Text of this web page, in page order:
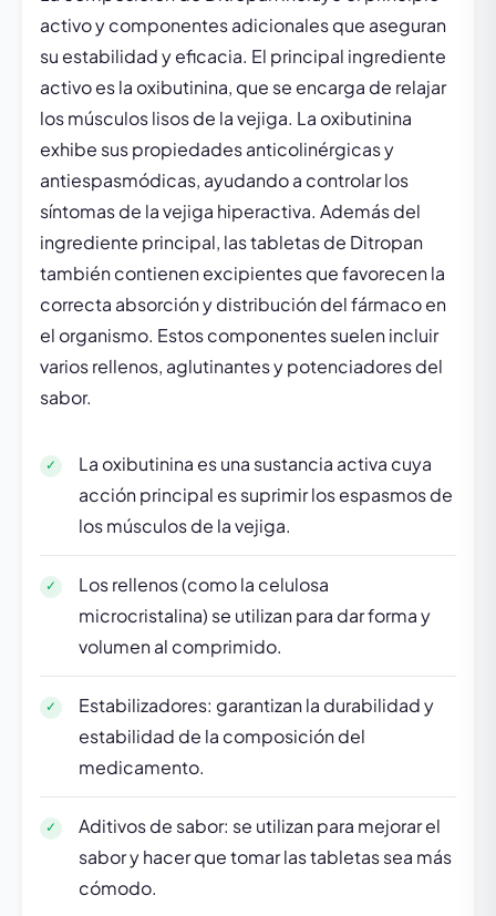
activo y componentes adicionales que aseguran
su estabilidad y eficacia. El principal ingrediente
activo es la oxibutinina, que se encarga de relajar
los músculos lisos de la vejiga. La oxibutinina
exhibe sus propiedades anticolinérgicas y
antiespasmódicas, ayudando a controlar los
síntomas de la vejiga hiperactiva. Además del
ingrediente principal, las tabletas de Ditropan
también contienen excipientes que favorecen la
correcta absorción y distribución del fármaco en
el organismo. Estos componentes suelen incluir
varios rellenos, aglutinantes y potenciadores del
sabor.
La oxibutinina es una sustancia activa cuya
acción principal es suprimir los espasmos de
los músculos de la vejiga.
Los rellenos (como la celulosa
microcristalina) se utilizan para dar forma y
volumen al comprimido.
Estabilizadores: garantizan la durabilidad y
estabilidad de la composición del
medicamento.
Aditivos de sabor: se utilizan para mejorar el
sabor y hacer que tomar las tabletas sea más
cómodo.